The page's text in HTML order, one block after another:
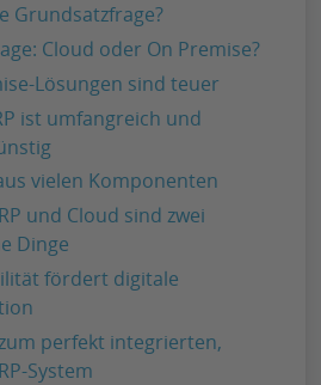
Grundsatzfrage?
Cloud oder On Premise?
Lösungen sind teuer
ist umfangreich und
vielen Komponenten
und Cloud sind zwei
Dinge
fördert digitale
perfekt integrierten,
System